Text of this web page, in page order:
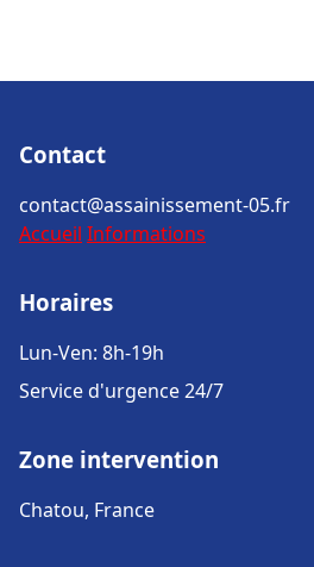
Contact
contact@assainissement-05.fr
Accueil Informations
Horaires
Lun-Ven: 8h-19h
Service d'urgence 24/7
Zone intervention
Chatou, France